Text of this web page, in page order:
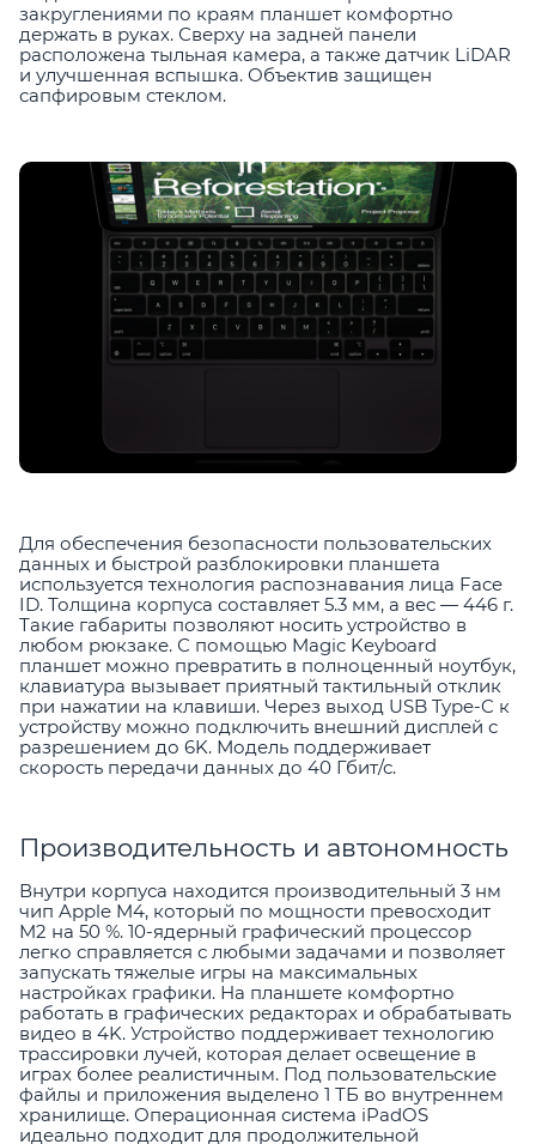
закруглениями по краям планшет комфортно
держать в руках. Сверху на задней панели
расположена тыльная камера, а также датчик LiDAR
и улучшенная вспышка. Объектив защищен
сапфировым стеклом.
Для обеспечения безопасности пользовательских
данных и быстрой разблокировки планшета
используется технология распознавания лица Face
ID. Толщина корпуса составляет 5.3 мм, а вес — 446 г.
Такие габариты позволяют носить устройство в
любом рюкзаке. С помощью Magic Keyboard
планшет можно превратить в полноценный ноутбук,
клавиатура вызывает приятный тактильный отклик
при нажатии на клавиши. Через выход USB Type-C к
устройству можно подключить внешний дисплей с
разрешением до 6K. Модель поддерживает
скорость передачи данных до 40 Гбит/с.
Производительность и автономность
Внутри корпуса находится производительный 3 нм
чип Apple M4, который по мощности превосходит
M2 на 50 %. 10-ядерный графический процессор
легко справляется с любыми задачами и позволяет
запускать тяжелые игры на максимальных
настройках графики. На планшете комфортно
работать в графических редакторах и обрабатывать
видео в 4K. Устройство поддерживает технологию
трассировки лучей, которая делает освещение в
играх более реалистичным. Под пользовательские
файлы и приложения выделено 1 ТБ во внутреннем
хранилище. Операционная система iPadOS
идеально подходит для продолжительной